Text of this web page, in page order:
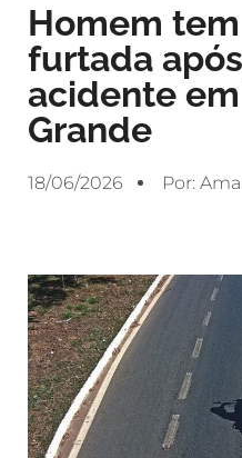
Homem
furtada
acidente
Grande
18/06/2026 Por: